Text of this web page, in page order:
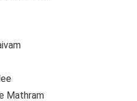
Mathram